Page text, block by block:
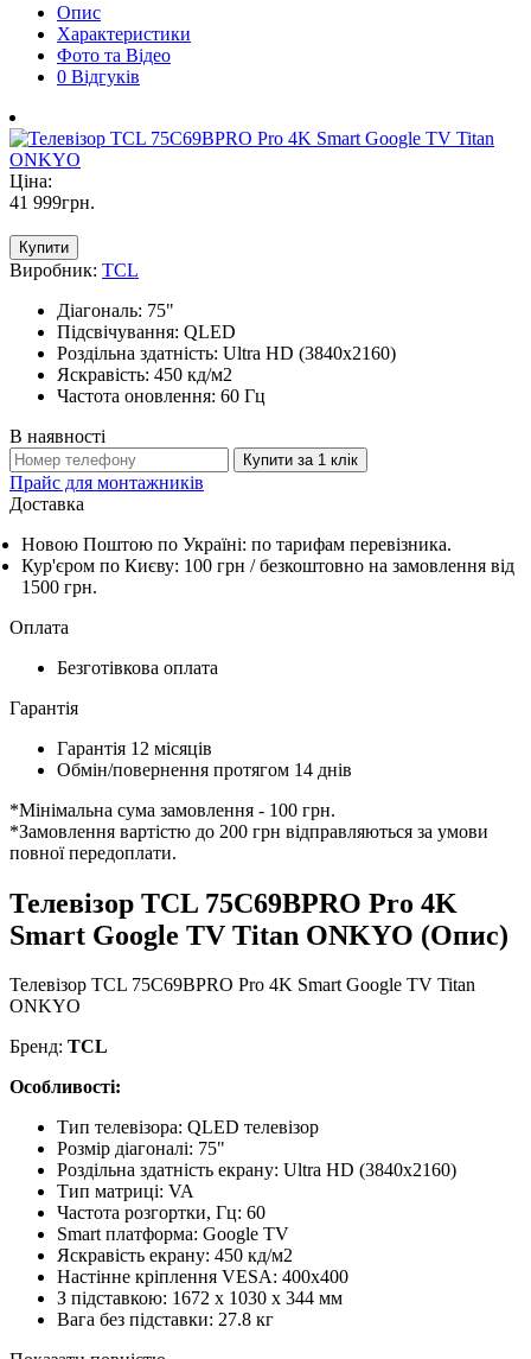
Опис
Характеристики
Фото та Відео
0 Відгуків
Ціна:
41 999грн.
Купити
Виробник: TCL
Діагональ: 75"
Підсвічування: QLED
Роздільна здатність: Ultra HD (3840x2160)
Яскравість: 450 кд/м2
Частота оновлення: 60 Гц
В наявності
Купити за 1 клiк
Прайс для монтажників
Доставка
Новою Поштою по Україні: по тарифам перевізника.
Кур'єром по Києву: 100 грн /безкоштовно на замовлення від
1500 грн.
Оплата
Безготівкова оплата
Гарантія
Гарантія 12 місяців
Обмін/повернення протягом 14 днів
*Мінімальна сума замовлення - 100 грн.
*Замовлення вартістю до 200 грн відправляються за умови
повної передоплати.
Телевізор TCL 75C69BPRO Pro 4K
Smart Google TV Titan ONKYO (Опис)
Телевізор TCL 75C69BPRO Pro 4K Smart Google TV Titan
ONKYO
Бренд: TCL
Особливості:
Тип телевізора: QLED телевізор
Розмір діагоналі: 75"
Роздільна здатність екрану: Ultra HD (3840x2160)
Тип матриці: VA
Частота розгортки, Гц: 60
Smart платформа: Google TV
Яскравість екрану: 450 кд/м2
Настінне кріплення VESA: 400х400
З підставкою: 1672 x 1030 x 344 мм
Вага без підставки: 27.8 кг